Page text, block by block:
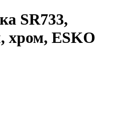
SR733,
хром, ESKO